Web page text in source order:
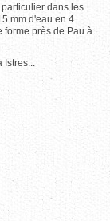
dans les
mm d'eau en 4
forme près de Pau à
Istres...